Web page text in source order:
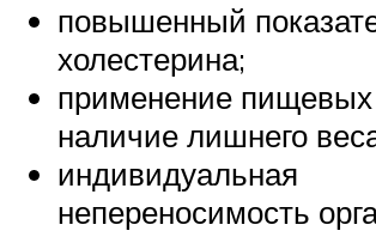
повышенный
холестерина;
применение пищевых
наличие лишнего
индивидуальная
непереносимость